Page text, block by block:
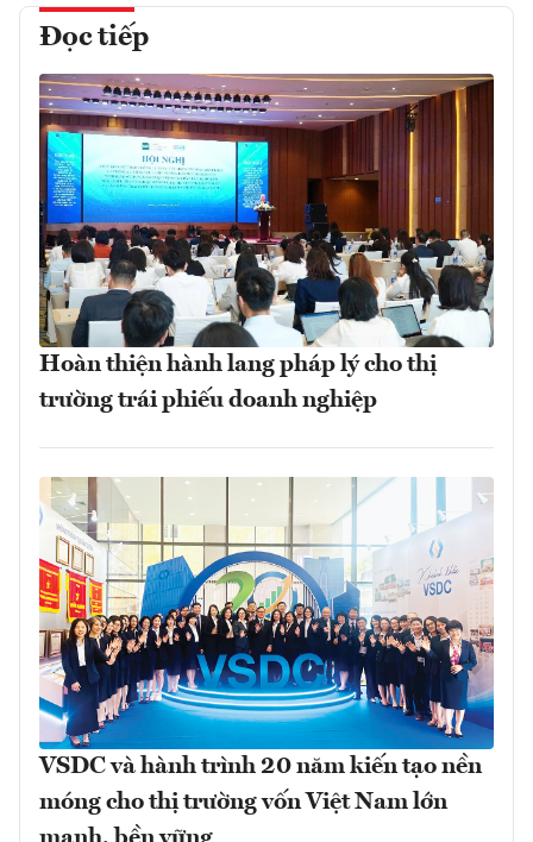
Đọc tiếp
Hoàn thiện hành lang pháp lý cho thị
trường trái phiếu doanh nghiệp
VSDC và hành trình 20 năm kiến tạo nền
móng cho thị trường vốn Việt Nam lớn